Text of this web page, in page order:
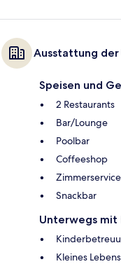
Ausstattung
Speisen und
2 Restaurants
Bar/Lounge
Poolbar
Coffeeshop
Snackbar
Unterwegs mit
Kleines